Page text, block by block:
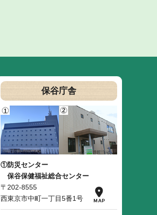
保谷庁舎
①防災センター
保谷保健福祉総合センター
〒202-8555
西東京市中町一丁目5番1号